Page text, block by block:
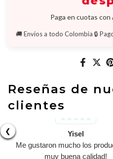
Paga en cuotas
🚚 Envíos a todo Colombia 🔒
Reseñas de
clientes
❮
Yisel
Me gustaron mucho los
muy buena calidad!